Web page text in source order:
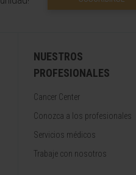
NUESTROS
PROFESIONALES
Cancer Center
Conozca a los profesionales
Servicios médicos
Trabaje con nosotros